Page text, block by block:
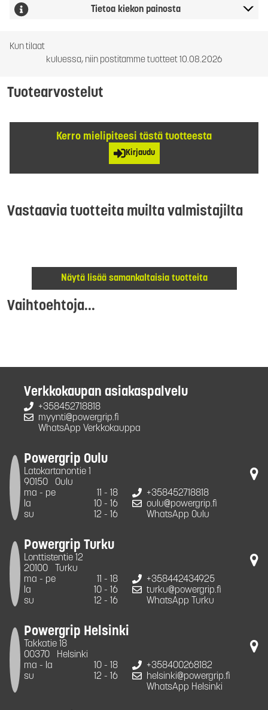
Tietoa kiekon painosta
Kun tilaat
kuluessa, niin postitamme tuotteet 10.08.2026
Tuotearvostelut
Kerro mielipiteesi tästä tuotteesta
Kirjaudu
Vastaavia tuotteita muilta valmistajilta
Näytä lisää samankaltaisia tuotteita
Vaihtoehtoja...
Verkkokaupan asiakaspalvelu
+358452718818
myynti@powergrip.fi
WhatsApp Verkkokauppa
Powergrip Oulu
Latokartanontie 1
90150
Oulu
ma - pe
11 - 18
la
10 - 16
su
12 - 16
+358452718818
oulu@powergrip.fi
WhatsApp Oulu
Powergrip Turku
Lonttistentie 12
20100
Turku
ma - pe
11 - 18
la
10 - 16
su
12 - 16
+358442434925
turku@powergrip.fi
WhatsApp Turku
Powergrip Helsinki
Takkatie 18
00370
Helsinki
ma - la
10 - 18
su
12 - 16
+358400268182
helsinki@powergrip.fi
WhatsApp Helsinki